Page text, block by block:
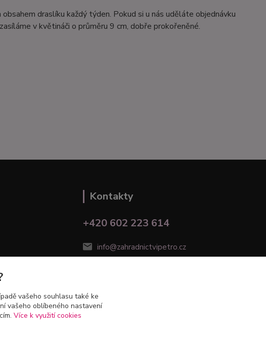
draslíku každý týden. Pokud si u nás uděláte objednávku
v květináči o průměru 9 cm, dobře prokořeněné.
Kontakty
+420 602 223 614
info@zahradnictvipetro.cz
vašeho souhlasu také ke
vašeho oblíbeného nastavení
Více k využití cookies